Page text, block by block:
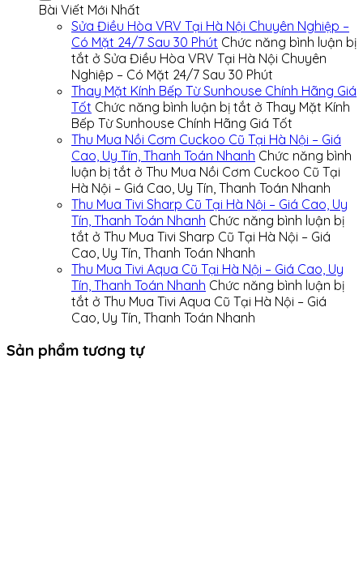
Bài Viết Mới Nhất
Sửa Điều Hòa VRV Tại Hà Nội Chuyên Nghiệp –
Có Mặt 24/7 Sau 30 Phút Chức năng bình luận bị
tắt ở Sửa Điều Hòa VRV Tại Hà Nội Chuyên
Nghiệp – Có Mặt 24/7 Sau 30 Phút
Thay Mặt Kính Bếp Từ Sunhouse Chính Hãng Giá
Tốt Chức năng bình luận bị tắt ở Thay Mặt Kính
Bếp Từ Sunhouse Chính Hãng Giá Tốt
Thu Mua Nồi Cơm Cuckoo Cũ Tại Hà Nội – Giá
Cao, Uy Tín, Thanh Toán Nhanh Chức năng bình
luận bị tắt ở Thu Mua Nồi Cơm Cuckoo Cũ Tại
Hà Nội – Giá Cao, Uy Tín, Thanh Toán Nhanh
Thu Mua Tivi Sharp Cũ Tại Hà Nội – Giá Cao, Uy
Tín, Thanh Toán Nhanh Chức năng bình luận bị
tắt ở Thu Mua Tivi Sharp Cũ Tại Hà Nội – Giá
Cao, Uy Tín, Thanh Toán Nhanh
Thu Mua Tivi Aqua Cũ Tại Hà Nội – Giá Cao, Uy
Tín, Thanh Toán Nhanh Chức năng bình luận bị
tắt ở Thu Mua Tivi Aqua Cũ Tại Hà Nội – Giá
Cao, Uy Tín, Thanh Toán Nhanh
Sản phẩm tương tự